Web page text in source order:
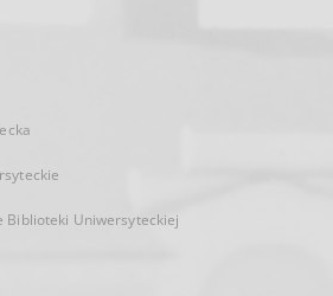
Biblioteki Uniwersyteckiej